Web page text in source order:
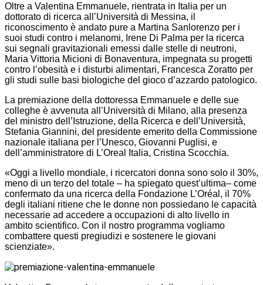
Oltre a Valentina Emmanuele, rientrata in Italia per un
dottorato di ricerca all’Università di Messina, il
riconoscimento è andato pure a Martina Sanlorenzo per i
suoi studi contro i melanomi, Irene Di Palma per la ricerca
sui segnali gravitazionali emessi dalle stelle di neutroni,
Maria Vittoria Micioni di Bonaventura, impegnata su progetti
contro l’obesità e i disturbi alimentari, Francesca Zoratto per
gli studi sulle basi biologiche del gioco d’azzardo patologico.
La premiazione della dottoressa Emmanuele e delle sue
colleghe è avvenuta all’Università di Milano, alla presenza
del ministro dell’Istruzione, della Ricerca e dell’Università,
Stefania Giannini, del presidente emerito della Commissione
nazionale italiana per l’Unesco, Giovanni Puglisi, e
dell’amministratore di L’Oreal Italia, Cristina Scocchia.
«Oggi a livello mondiale, i ricercatori donna sono solo il 30%,
meno di un terzo del totale – ha spiegato quest’ultima– come
confermato da una ricerca della Fondazione L’Oréal, il 70%
degli italiani ritiene che le donne non possiedano le capacità
necessarie ad accedere a occupazioni di alto livello in
ambito scientifico. Con il nostro programma vogliamo
combattere questi pregiudizi e sostenere le giovani
scienziate».